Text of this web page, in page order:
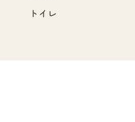
トイレ
式会社INAGA ALL RIGHTS RESERVED.